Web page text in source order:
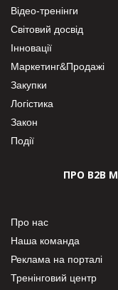
Відео-тренінги
Світовий досвід
Інновації
Маркетинг&Продажі
Закупки
Логістика
Закон
Події
ПРО В2В
Про нас
Наша команда
Реклама на порталі
Тренінговий центр